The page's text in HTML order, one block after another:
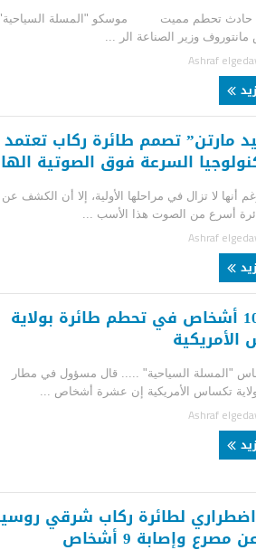
موسكو "المسلة السياحية" .....
الصناعة الر ...
تصمم طائرة ركاب تعتمد
السرعة فوق الصوتية الهادئة
الأولية، إلا أن الكشف عن
الصوت هذا الأسب ...
في تحطم طائرة بولاية
..... قال مسؤول في مطار
الأمريكية إن عشرة أشخاص ...
ركاب شرقي روسيا
9 أشخاص